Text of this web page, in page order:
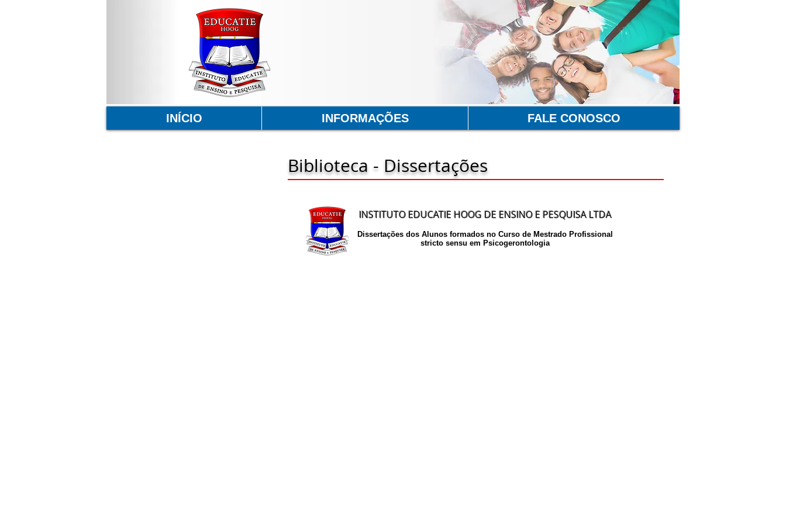
Biblioteca - Dissertações
INSTITUTO EDUCATIE HOOG DE ENSINO E PESQUISA LTDA
Dissertações dos Alunos formados no Curso de Mestrado Profissional
stricto sensu em Psicogerontologia
INÍCIO INFORMAÇÕES FALE CONOSCO